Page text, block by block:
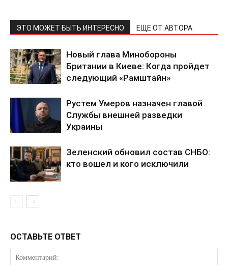
ЭТО МОЖЕТ БЫТЬ ИНТЕРЕСНО ЕЩЕ ОТ АВТОРА
Новый глава Минобороны
Британии в Киеве: Когда пройдет
следующий «Рамштайн»
Рустем Умеров назначен главой
Службы внешней разведки
Украины
Зеленский обновил состав СНБО:
кто вошел и кого исключили
ОСТАВЬТЕ ОТВЕТ